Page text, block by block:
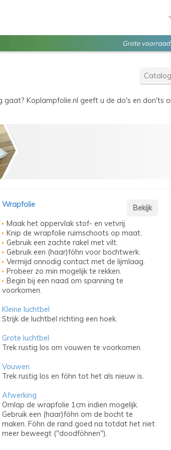
Grote voorraad
Koplampfolie.nl geeft u de do's en don'ts
Wrapfolie
Maak het oppervlak stof- en vetvrij.
Knip de wrapfolie ruimschoots op maat.
Gebruik een zachte rakel met vilt.
Gebruik een (haar)föhn voor bochtwerk.
Vermijd onnodig contact met de lijmlaag.
Probeer zo min mogelijk te rekken.
Begin bij een naad om spanning te
voorkomen.
Kleine luchtbel
Strijk de luchtbel richting een hoek.
Grote luchtbel
Trek rustig los om vouwen te voorkomen.
Vouwen
Trek rustig los en föhn tot het als nieuw is.
Afwerking
Omlap de wrapfolie 1cm indien mogelijk.
Gebruik een (haar)föhn om de bocht te
maken. Föhn de rand goed na totdat het niet
meer beweegt ("doodföhnen").